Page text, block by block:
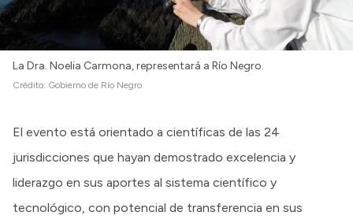
La Dra. Noelia Carmona, representará a Río Negro.
Crédito: Gobierno de Río Negro
El evento está orientado a científicas de las 24
jurisdicciones que hayan demostrado excelencia y
liderazgo en sus aportes al sistema científico y
tecnológico, con potencial de transferencia en sus